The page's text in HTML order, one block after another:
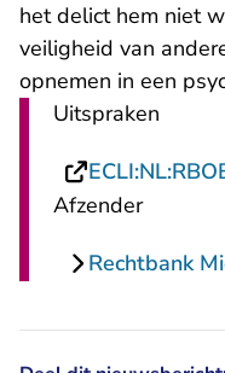
het delict hem niet
veiligheid van
opnemen in een
Uitspraken
Afzender
Rechtbank